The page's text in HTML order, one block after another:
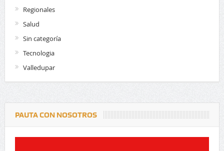
Regionales
Salud
Sin categoría
Tecnologia
Valledupar
PAUTA CON NOSOTROS